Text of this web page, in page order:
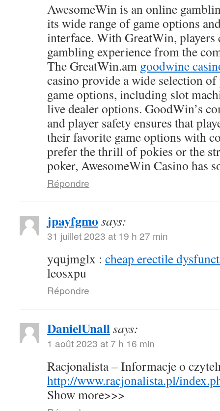
AwesomeWin is an online
its wide range of game options
interface. With GreatWin, players
gambling experience from the
The GreatWin.am goodwine
casino provide a wide selection
game options, including slot
live dealer options. GoodWin’s
and player safety ensures that
their favorite game options with
prefer the thrill of pokies or the
poker, AwesomeWin Casino has
Répondre
jpayfgmo says:
31 juillet 2023 at 19 h 27 min
yqujmglx : cheap erectile
leosxpu
Répondre
DanielUnallsays:
1 août 2023 at 7 h 16 min
Racjonalista – Informacje o
http://www.racjonalista.pl/
Show more>>>